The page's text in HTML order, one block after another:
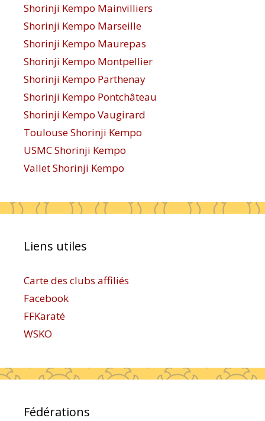
Shorinji Kempo Mainvilliers
Shorinji Kempo Marseille
Shorinji Kempo Maurepas
Shorinji Kempo Montpellier
Shorinji Kempo Parthenay
Shorinji Kempo Pontchâteau
Shorinji Kempo Vaugirard
Toulouse Shorinji Kempo
USMC Shorinji Kempo
Vallet Shorinji Kempo
Liens utiles
Carte des clubs affiliés
Facebook
FFKaraté
WSKO
Fédérations